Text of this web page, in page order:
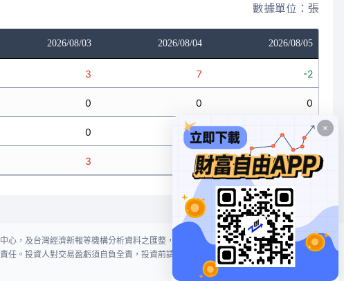
數據單位：張
2026/08/03 2026/08/04 2026/08/05
3 7 -2
0 0 0
0 0 0
3 7 -2
，及台灣經濟新報等機構分析資料之匯整，本網站對投資人買賣不作任何建議或暗
任。投資人對交易盈虧須自負全責，投資前請謹慎評估風險。